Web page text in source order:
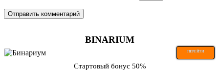
BINARIUM
ПЕРЕЙТИ
Стартовый бонус 50%